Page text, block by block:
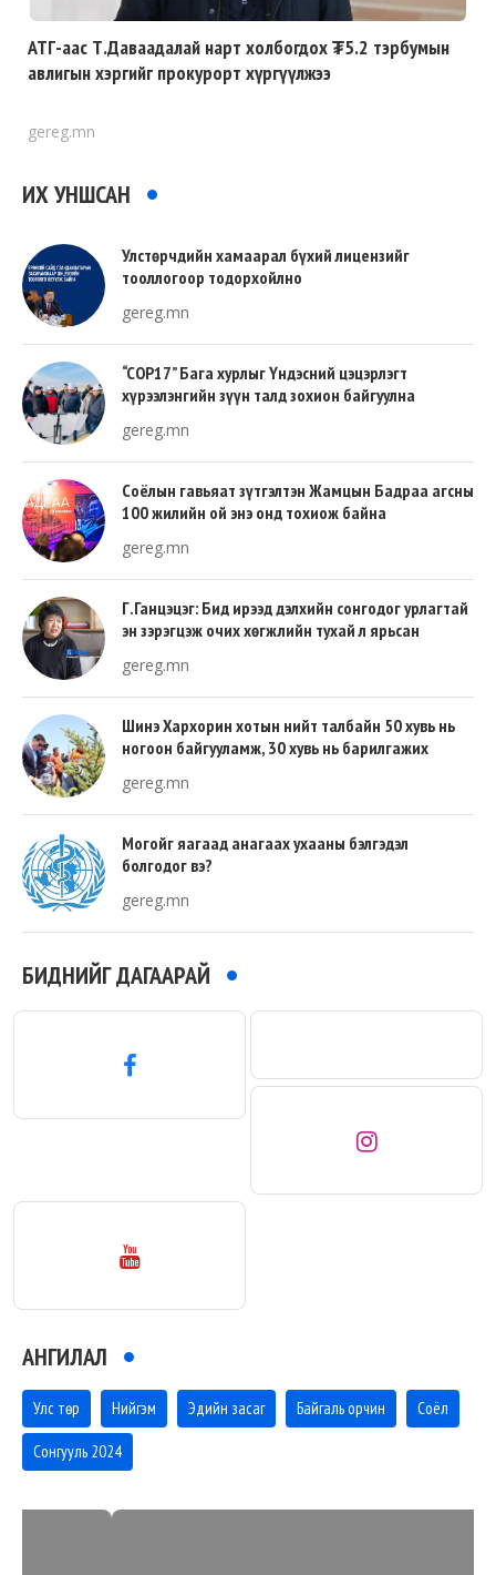
АТГ-аас Т.Даваадалай нарт холбогдох ₮5.2 тэрбумын
авлигын хэргийг прокурорт хүргүүлжээ
gereg.mn
ИХ УНШСАН
Улстөрчдийн хамаарал бүхий лицензийг
тооллогоор тодорхойлно
gereg.mn
“COP17” Бага хурлыг Үндэсний цэцэрлэгт
хүрээлэнгийн зүүн талд зохион байгуулна
gereg.mn
Соёлын гавьяат зүтгэлтэн Жамцын Бадраа агсны
100 жилийн ой энэ онд тохиож байна
gereg.mn
Г.Ганцэцэг: Бид ирээд дэлхийн сонгодог урлагтай
эн зэрэгцэж очих хөгжлийн тухай л ярьсан
gereg.mn
Шинэ Хархорин хотын нийт талбайн 50 хувь нь
ногоон байгууламж, 30 хувь нь барилгажих
gereg.mn
Могойг яагаад анагаах ухааны бэлгэдэл
болгодог вэ?
gereg.mn
БИДНИЙГ ДАГААРАЙ
АНГИЛАЛ
Улс төр Нийгэм Эдийн засаг Байгаль орчин Соёл
Сонгууль 2024